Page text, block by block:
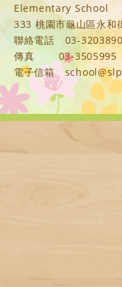
Elementary School
333 桃園市龜山區永和
聯絡電話
03-3203890
傳真
03-3505995
電子信箱